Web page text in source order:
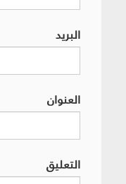
البريد
العنوان
التعليق